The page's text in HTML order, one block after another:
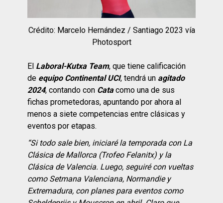
Crédito: Marcelo Hernández / Santiago 2023 vía
Photosport
El Laboral-Kutxa Team, que tiene calificación
de equipo Continental UCI, tendrá un agitado
2024, contando con Cata como una de sus
fichas prometedoras, apuntando por ahora al
menos a siete competencias entre clásicas y
eventos por etapas.
“Si todo sale bien, iniciaré la temporada con La
Clásica de Mallorca (Trofeo Felanitx) y la
Clásica de Valencia. Luego, seguiré con vueltas
como Setmana Valenciana, Normandie y
Extremadura, con planes para eventos como